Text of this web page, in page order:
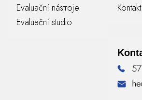
Evaluační nástroje
Evaluační studio
Kontakt